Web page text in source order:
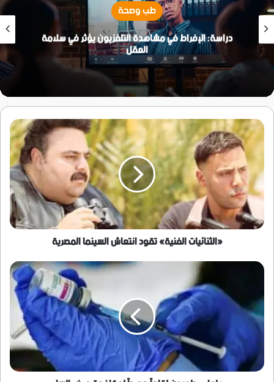
طب وصحة
دراسة: عادات الأب الغذائية تؤثر في صحة المولود
«الثنائيات
الفنية»
تقود
انتعاش
السينما
المصرية
«الثنائيات الفنية» تقود انتعاش السينما المصرية
علماء
لقاحاً
جديداً
لمكافحة
مرض
السل